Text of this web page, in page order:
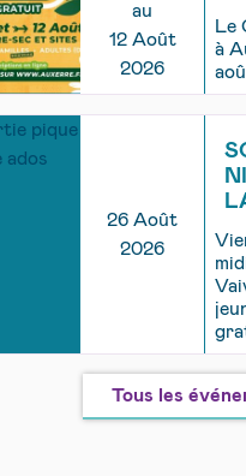
au
12 Août
2026
Le
à
26 Août
2026
Tous les